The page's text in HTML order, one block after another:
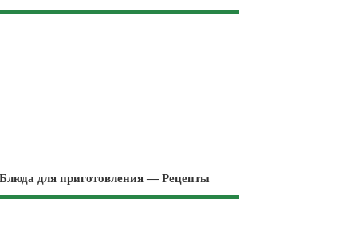
Блюда для приготовления — Рецепты